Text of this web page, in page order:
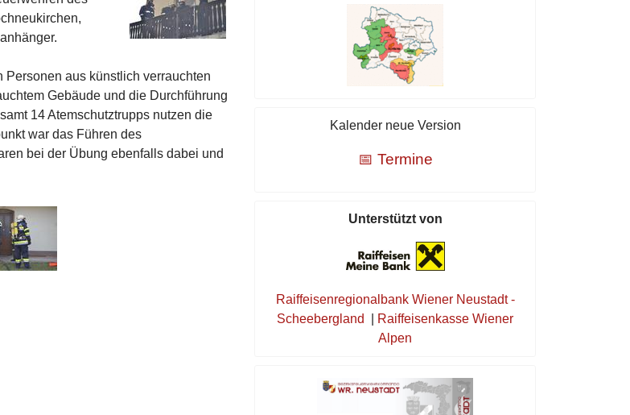
Personen aus künstlich verrauchten
Gebäude und die Durchführung
14 Atemschutztrupps nutzen die
war das Führen des
bei der Übung ebenfalls dabei und
Kalender neue Version
📅 Termine
Unterstützt von
Raiffeisenregionalbank Wiener Neustadt -
Scheebergland
Raiffeisenkasse Wiener
Alpen